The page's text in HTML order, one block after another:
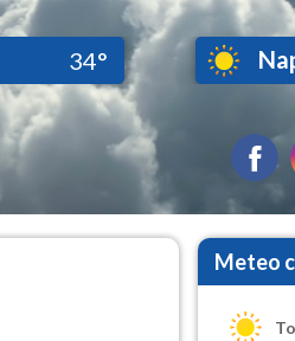
34°
Meteo